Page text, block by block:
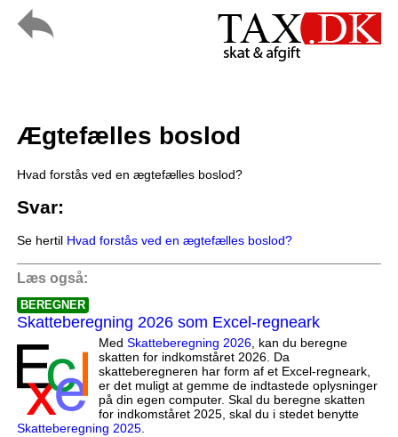
Ægtefælles boslod
Hvad forstås ved en ægtefælles boslod?
Svar:
Se hertil Hvad forstås ved en ægtefælles boslod?
Læs også:
BEREGNER
Skatteberegning 2026 som Excel-regneark
Med Skatteberegning 2026, kan du beregne
skatten for indkomståret 2026. Da
skatteberegneren har form af et Excel-regneark,
er det muligt at gemme de indtastede oplysninger
på din egen computer. Skal du beregne skatten
for indkomståret 2025, skal du i stedet benytte
Skatteberegning 2025.